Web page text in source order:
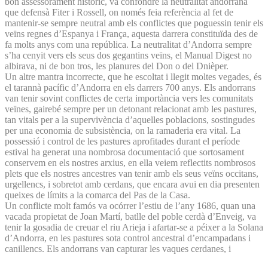
que defensà Fiter i Rossell, on només feia referència al fet de
mantenir-se sempre neutral amb els conflictes que poguessin tenir els
veïns regnes d’Espanya i França, aquesta darrera constituïda des de
fa molts anys com una república. La neutralitat d’Andorra sempre
s’ha cenyit vers els seus dos gegantins veïns, el Manual Digest no
albirava, ni de bon tros, les planures del Don o del Dnièper.
Un altre mantra incorrecte, que he escoltat i llegit moltes vegades, és
el tarannà pacífic d’Andorra en els darrers 700 anys. Els andorrans
van tenir sovint conflictes de certa importància vers les comunitats
veïnes, gairebé sempre per un detonant relacionat amb les pastures,
tan vitals per a la supervivència d’aquelles poblacions, sostingudes
per una economia de subsistència, on la ramaderia era vital. La
possessió i control de les pastures aprofitades durant el període
estival ha generat una nombrosa documentació que sortosament
conservem en els nostres arxius, en ella veiem reflectits nombrosos
plets que els nostres ancestres van tenir amb els seus veïns occitans,
urgellencs, i sobretot amb cerdans, que encara avui en dia presenten
queixes de límits a la comarca del Pas de la Casa.
Un conflicte molt famós va ocórrer l’estiu de l’any 1686, quan una
vacada propietat de Joan Martí, batlle del poble cerdà d’Enveig, va
tenir la gosadia de creuar el riu Arieja i afartar-se a péixer a la Solana
d’Andorra, en les pastures sota control ancestral d’encampadans i
canillencs. Els andorrans van capturar les vaques cerdanes, i